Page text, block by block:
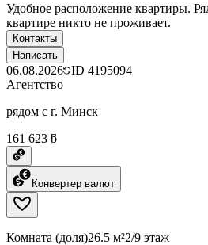
Удобное расположение квартиры.
квартире никто не проживает.
Контакты
Написать
06.08.2026 ID 4195094
Агентство
рядом с г. Минск
161 623 ƃ
Конвертер валют
Комната (доля)26.5 м²2/9 этаж